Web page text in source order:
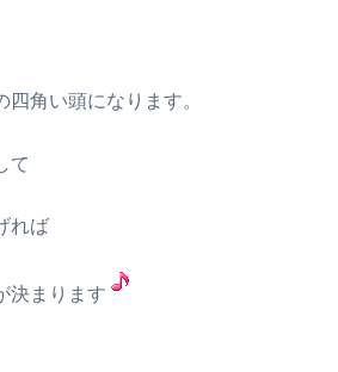
角い頭になります。
て
れば
決まります